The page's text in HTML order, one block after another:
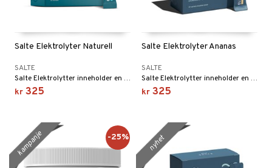
Salte Elektrolyter Naturell
SALTE
Salte Elektrolytter inneholder en større mengde mineraler for å gjøre en forskjell. Helt uten sukker.
kr 325
Salte Elektrolyter Ananas
SALTE
Salte Elektrolytter inneholder en større mengde mineraler for å gjøre en forskjell. Helt uten sukker.
kr 325
kampanje -25% nyhet